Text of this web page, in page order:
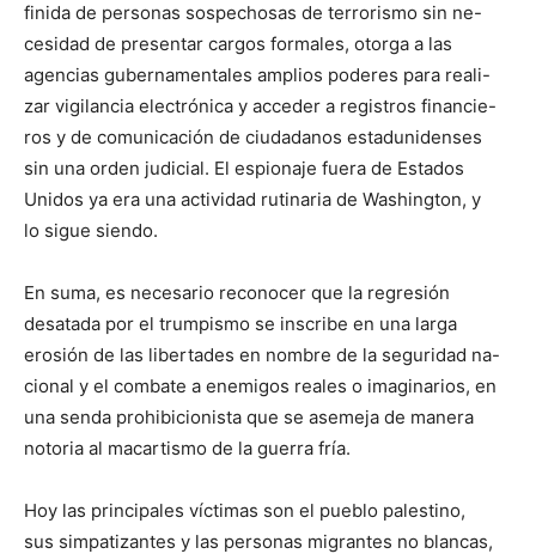
finida de personas sospechosas de terrorismo sin ne-
cesidad de presentar cargos formales, otorga a las
agencias gubernamentales amplios poderes para reali-
zar vigilancia electrónica y acceder a registros financie-
ros y de comunicación de ciudadanos estadunidenses
sin una orden judicial. El espionaje fuera de Estados
Unidos ya era una actividad rutinaria de Washington, y
lo sigue siendo.
En suma, es necesario reconocer que la regresión
desatada por el trumpismo se inscribe en una larga
erosión de las libertades en nombre de la seguridad na-
cional y el combate a enemigos reales o imaginarios, en
una senda prohibicionista que se asemeja de manera
notoria al macartismo de la guerra fría.
Hoy las principales víctimas son el pueblo palestino,
sus simpatizantes y las personas migrantes no blancas,